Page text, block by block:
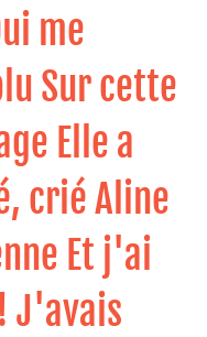
me
Sur cette
Elle a
crié Aline
Et j'ai
J'avais